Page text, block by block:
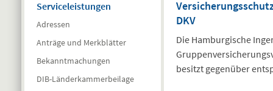
Serviceleistungen
Adressen
Anträge und Merkblätter
Bekanntmachungen
DIB-Länderkammerbeilage
DKV
Die Hamburgische
besitzt gegenüber